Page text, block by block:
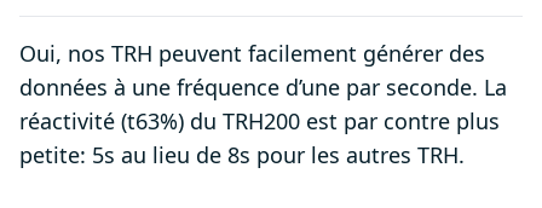
Oui, nos TRH peuvent facilement générer des
données à une fréquence d’une par seconde. La
réactivité (t63%) du TRH200 est par contre plus
petite: 5s au lieu de 8s pour les autres TRH.